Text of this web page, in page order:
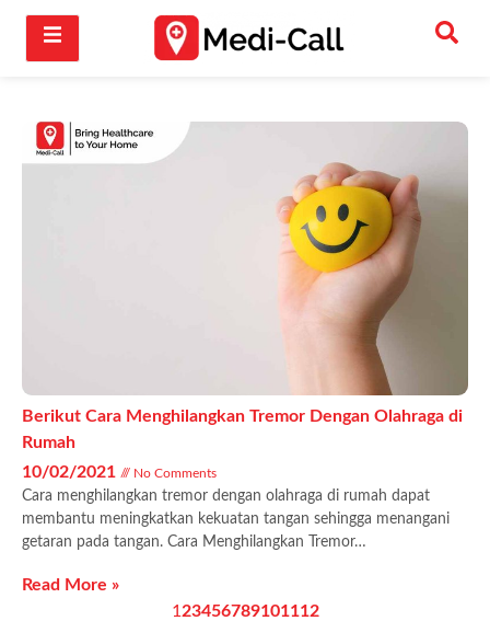
Berikut Cara Menghilangkan Tremor Dengan Olahraga di
Rumah
10/02/2021
No Comments
Cara menghilangkan tremor dengan olahraga di rumah dapat
membantu meningkatkan kekuatan tangan sehingga menangani
getaran pada tangan. Cara Menghilangkan Tremor…
Read More »
1 23456789101112